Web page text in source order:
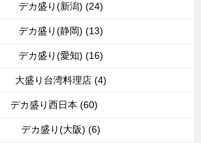
デカ盛り(新潟) (24)
デカ盛り(静岡) (13)
デカ盛り(愛知) (16)
大盛り台湾料理店 (4)
デカ盛り西日本 (60)
デカ盛り(大阪) (6)